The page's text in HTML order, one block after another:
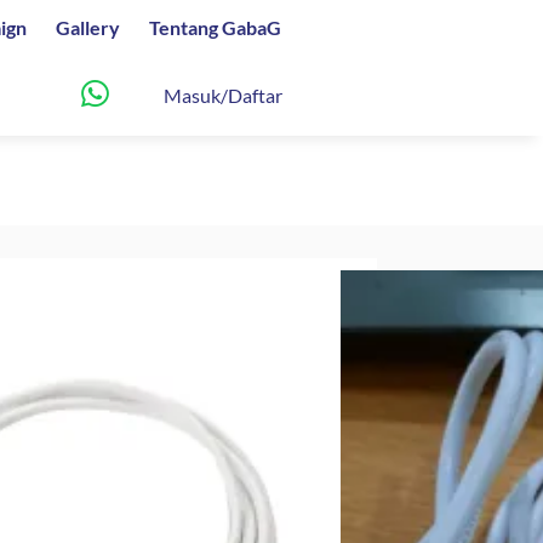
Gallery Tentang GabaG
Masuk/Daftar